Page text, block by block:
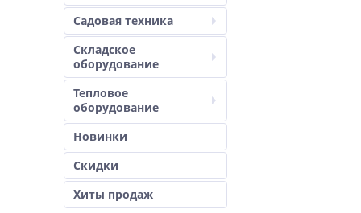
Садовая техника
Складское
оборудование
Тепловое
оборудование
Новинки
Скидки
Хиты продаж